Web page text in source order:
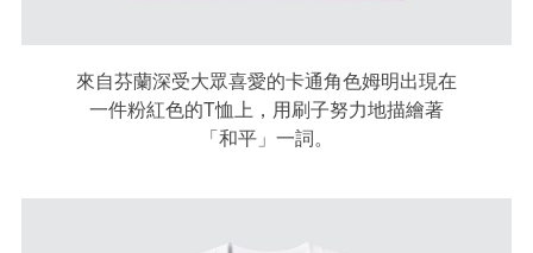
來自芬蘭深受大眾喜愛的卡通角色姆明出現在
一件粉紅色的T恤上，用刷子努力地描繪著
「和平」一詞。